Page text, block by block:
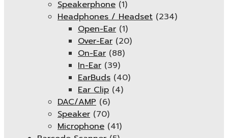
Speakerphone (1)
Headphones / Headset (234)
Open-Ear (1)
Over-Ear (20)
On-Ear (88)
In-Ear (39)
EarBuds (40)
Ear Clip (4)
DAC/AMP (6)
Speaker (70)
Microphone (41)